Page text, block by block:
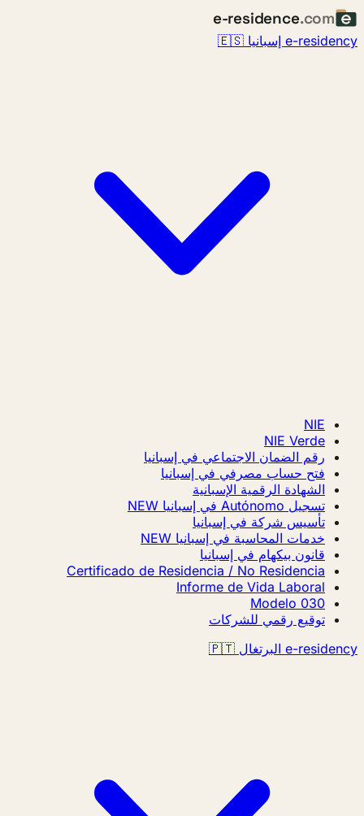
e-residence.com
e-residency إسبانيا 🇪🇸
NIE
NIE Verde
رقم الضمان الاجتماعي في إسبانيا
فتح حساب مصرفي في إسبانيا
الشهادة الرقمية الإسبانية
تسجيل Autónomo في إسبانيا
NEW
تأسيس شركة في إسبانيا
خدمات المحاسبة في إسبانيا NEW
قانون بيكهام في إسبانيا
Certificado de Residencia / No Residencia
Informe de Vida Laboral
Modelo 030
توقيع رقمي للشركات
e-residency البرتغال 🇵🇹